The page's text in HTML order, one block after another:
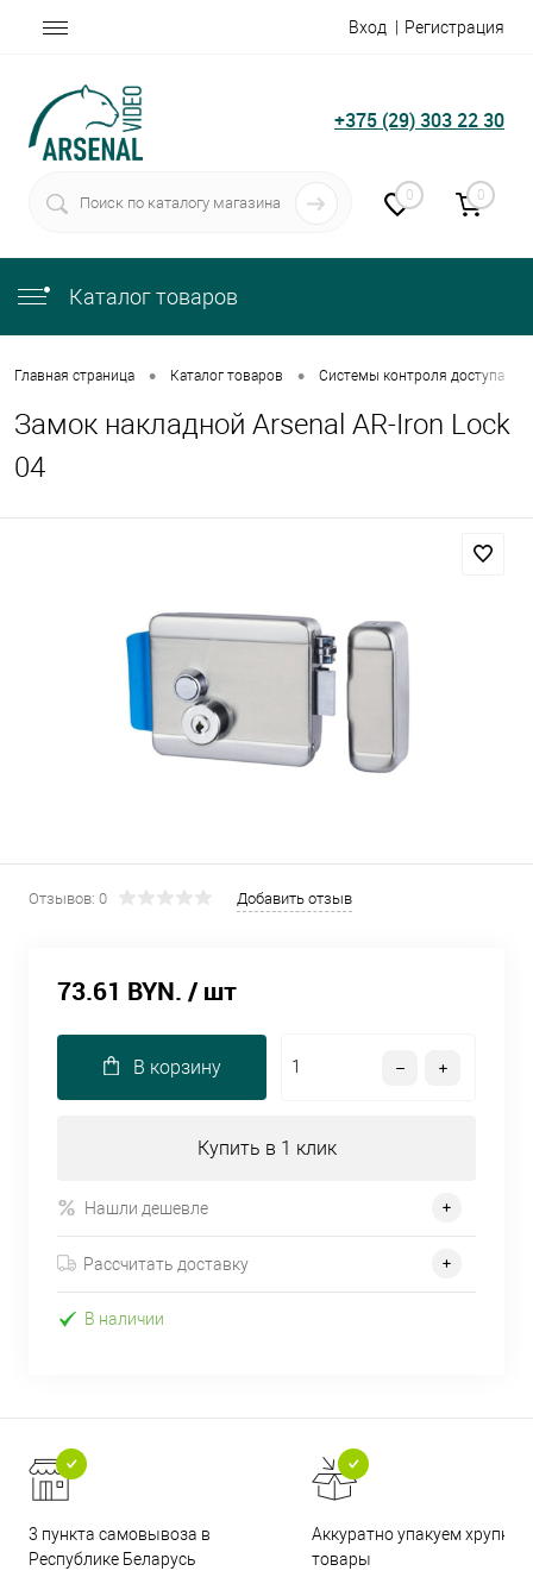
Вход Регистрация
+375 (29) 303 22 30
0 0
Каталог товаров
Главная страница • Каталог товаров • Системы контроля доступа
Замок накладной Arsenal AR-Iron Lock
04
Отзывов: 0 Добавить отзыв
73.61 BYN. / шт
В корзину
Купить в 1 клик
Нашли дешевле
Рассчитать доставку
В наличии
3 пункта самовывоза в
Республике Беларусь
Аккуратно упакуем хрупкие
товары